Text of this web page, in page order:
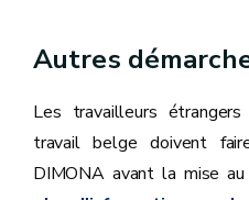
Autres
Les travailleurs
travail belge doivent
DIMONA avant la mise au